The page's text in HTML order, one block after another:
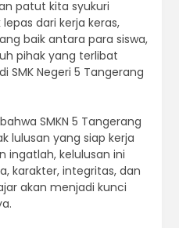
patut kita syukuri
dari kerja keras,
baik antara para siswa,
pihak yang terlibat
SMK Negeri 5 Tangerang
SMKN 5 Tangerang
lulusan yang siap kerja
ingatlah, kelulusan ini
karakter, integritas, dan
akan menjadi kunci